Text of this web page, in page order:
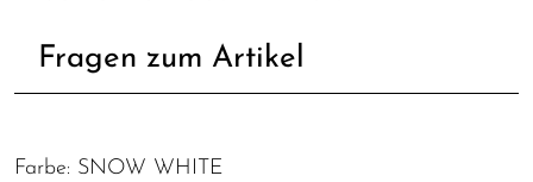
Fragen zum Artikel
Farbe: SNOW WHITE